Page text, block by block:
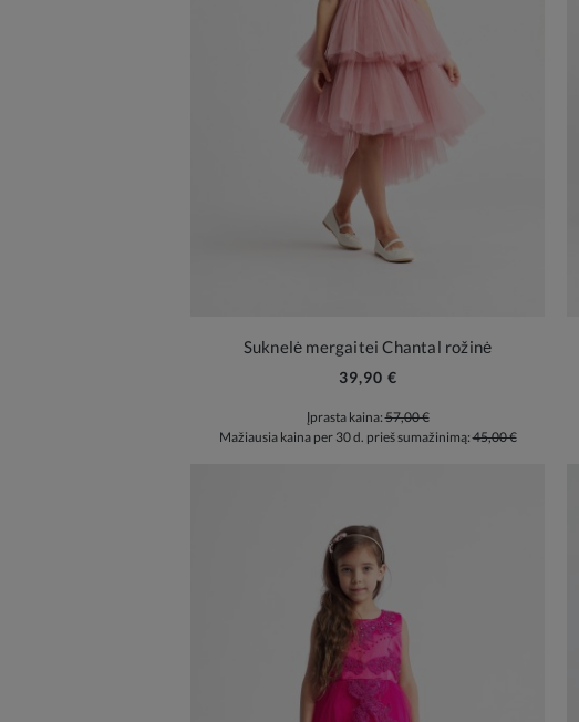
Suknelė mergaitei Chantal rožinė
39,90 €
Įprasta kaina:57,00 €
Mažiausia kaina per 30 d. prieš sumažinimą:45,00 €